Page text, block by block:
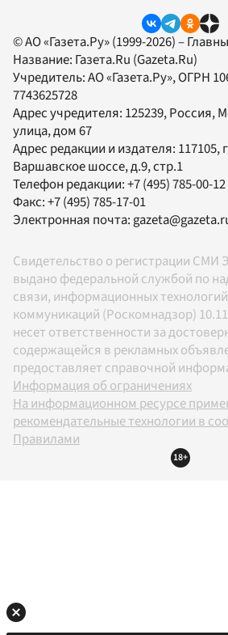
© АО «Газета.Ру» (1999-2026) –
Название: Газета.Ru (Gazeta.Ru)
Учредитель:АО «Газета.Ру», ОГРН
7743625728
Адрес учредителя: 125239, Россия,
улица, дом 67
Адрес редакции и издателя: 117105,
Варшавское шоссе, д.9, стр.1
Телефон редакции:+7 (495) 785-00-12
Факс:+7 (495) 785-17-01
Электронная почта:
Свидетельство о регистрации СМИ
выдано федеральной службой по
связи, информационных
коммуникаций (Роскомнадзор)
несет ответственности за
содержащейся в рекламных
предоставляет справочной
Информация об ограничениях
На информационном ресурсе
рекомендательные технологии в
Правилами
18+